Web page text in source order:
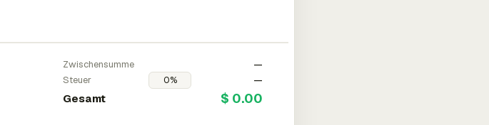
Zwischensumme
—
Steuer
—
Gesamt $ 0.00